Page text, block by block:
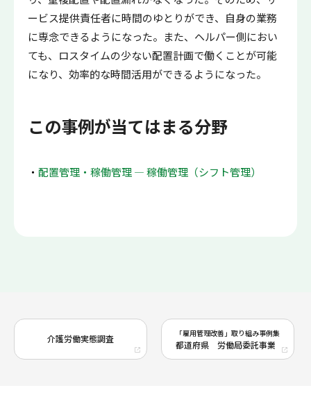
ービス提供責任者に時間のゆとりができ、自身の業務
に専念できるようになった。また、ヘルパー側におい
ても、ロスタイムの少ない配置計画で働くことが可能
になり、効率的な時間活用ができるようになった。
この事例が当てはまる分野
配置管理・稼働管理 ― 稼働管理（シフト管理）
介護労働実態調査 「雇用管理改善」取り組み事例集
都道府県 労働局委託事業